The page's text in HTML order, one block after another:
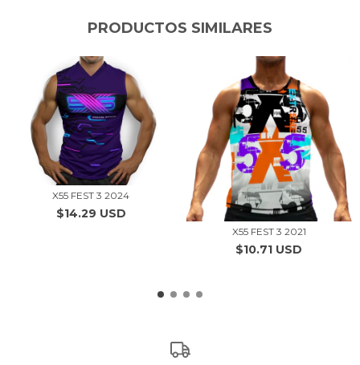
PRODUCTOS SIMILARES
X55 FEST 3 2024
$14.29 USD
X55 FEST 3 2021
$10.71 USD